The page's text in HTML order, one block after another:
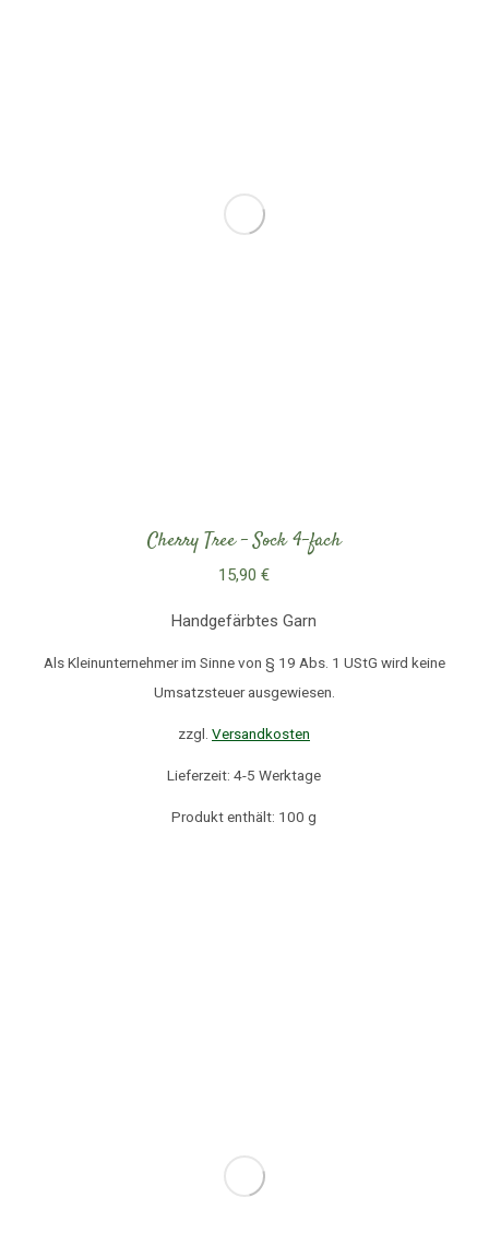
Cherry Tree – Sock 4-fach
15,90 €
Handgefärbtes Garn
Als Kleinunternehmer im Sinne von § 19 Abs. 1 UStG wird keine
Umsatzsteuer ausgewiesen.
zzgl. Versandkosten
Lieferzeit: 4-5 Werktage
Produkt enthält: 100 g